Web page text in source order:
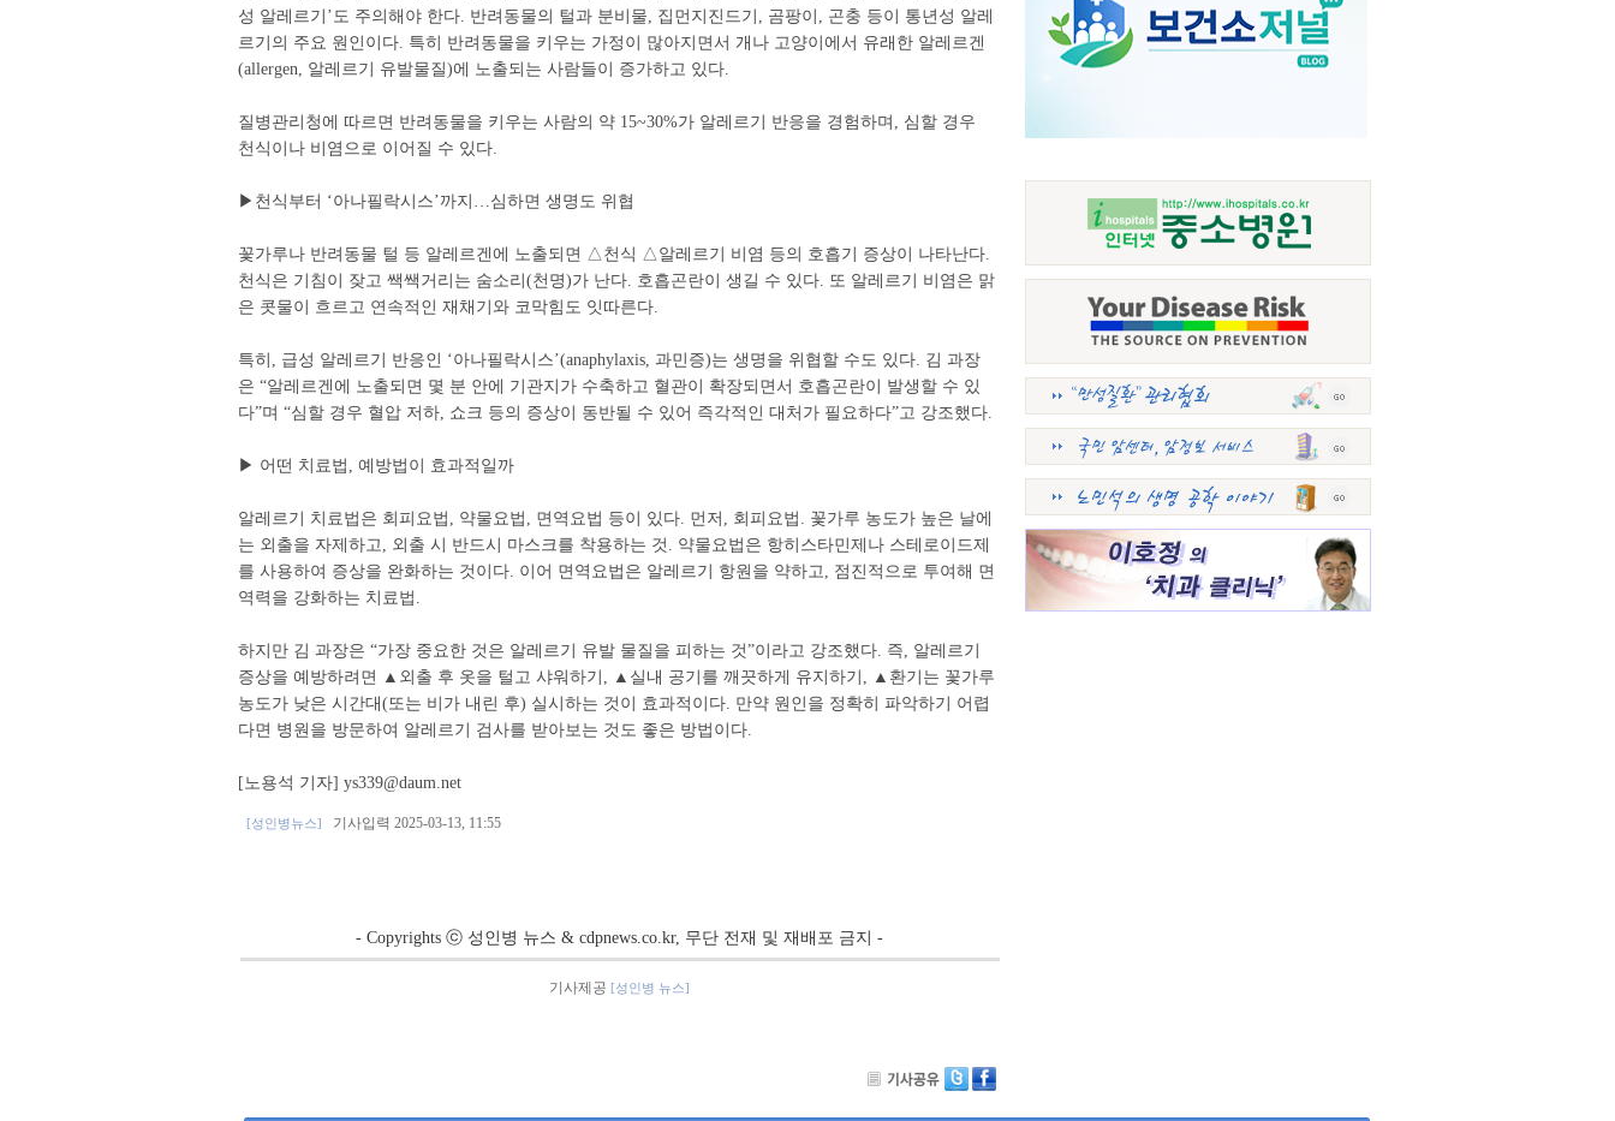
성 알레르기’도 주의해야 한다. 반려동물의 털과 분비물, 집먼지진드기, 곰팡이, 곤충 등이 통년성 알레
르기의 주요 원인이다. 특히 반려동물을 키우는 가정이 많아지면서 개나 고양이에서 유래한 알레르겐
(allergen, 알레르기 유발물질)에 노출되는 사람들이 증가하고 있다.
질병관리청에 따르면 반려동물을 키우는 사람의 약 15~30%가 알레르기 반응을 경험하며, 심할 경우
천식이나 비염으로 이어질 수 있다.
▶천식부터 ‘아나필락시스’까지…심하면 생명도 위협
꽃가루나 반려동물 털 등 알레르겐에 노출되면 △천식 △알레르기 비염 등의 호흡기 증상이 나타난다.
천식은 기침이 잦고 쌕쌕거리는 숨소리(천명)가 난다. 호흡곤란이 생길 수 있다. 또 알레르기 비염은 맑
은 콧물이 흐르고 연속적인 재채기와 코막힘도 잇따른다.
특히, 급성 알레르기 반응인 ‘아나필락시스’(anaphylaxis, 과민증)는 생명을 위협할 수도 있다. 김 과장
은 “알레르겐에 노출되면 몇 분 안에 기관지가 수축하고 혈관이 확장되면서 호흡곤란이 발생할 수 있
다”며 “심할 경우 혈압 저하, 쇼크 등의 증상이 동반될 수 있어 즉각적인 대처가 필요하다”고 강조했다.
▶ 어떤 치료법, 예방법이 효과적일까
알레르기 치료법은 회피요법, 약물요법, 면역요법 등이 있다. 먼저, 회피요법. 꽃가루 농도가 높은 날에
는 외출을 자제하고, 외출 시 반드시 마스크를 착용하는 것. 약물요법은 항히스타민제나 스테로이드제
를 사용하여 증상을 완화하는 것이다. 이어 면역요법은 알레르기 항원을 약하고, 점진적으로 투여해 면
역력을 강화하는 치료법.
하지만 김 과장은 “가장 중요한 것은 알레르기 유발 물질을 피하는 것”이라고 강조했다. 즉, 알레르기
증상을 예방하려면 ▲외출 후 옷을 털고 샤워하기, ▲실내 공기를 깨끗하게 유지하기, ▲환기는 꽃가루
농도가 낮은 시간대(또는 비가 내린 후) 실시하는 것이 효과적이다. 만약 원인을 정확히 파악하기 어렵
다면 병원을 방문하여 알레르기 검사를 받아보는 것도 좋은 방법이다.
[노용석 기자] ys339@daum.net
[성인병뉴스] 기사입력 2025-03-13, 11:55
- Copyrights ⓒ 성인병 뉴스 & cdpnews.co.kr, 무단 전재 및 재배포 금지 -
기사제공 [성인병 뉴스]